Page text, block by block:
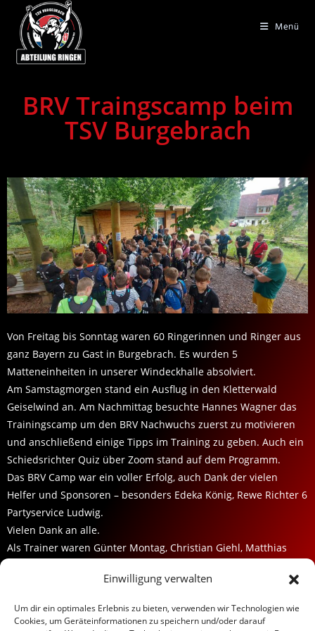
Einwilligung verwalten
Um dir ein optimales Erlebnis zu bieten, verwenden wir Technologien wie
Cookies, um Geräteinformationen zu speichern und/oder darauf
Menü
BRV Traingscamp beim
TSV Burgebrach
Von Freitag bis Sonntag waren 60 Ringerinnen und Ringer aus
ganz Bayern zu Gast in Burgebrach. Es wurden 5
Matteneinheiten in unserer Windeckhalle absolviert.
Am Samstagmorgen stand ein Ausflug in den Kletterwald
Geiselwind an. Am Nachmittag besuchte Hannes Wagner das
Trainingscamp um den BRV Nachwuchs zuerst zu motivieren
und anschließend einige Tipps im Training zu geben. Auch ein
Schiedsrichter Quiz über Zoom stand auf dem Programm.
Das BRV Camp war ein voller Erfolg, auch Dank der vielen
Helfer und Sponsoren – besonders Edeka König, Rewe Richter 6
Partyservice Ludwig.
Vielen Dank an alle.
Als Trainer waren Günter Montag, Christian Giehl, Matthias
Datenschutz / Impressum